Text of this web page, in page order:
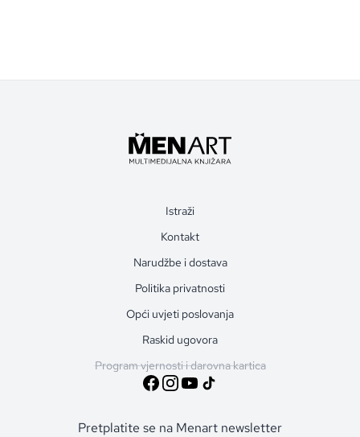
Istraži
Kontakt
Narudžbe i dostava
Politika privatnosti
Opći uvjeti poslovanja
Raskid ugovora
Program vjernosti i darovna kartica
Pretplatite se na Menart newsletter